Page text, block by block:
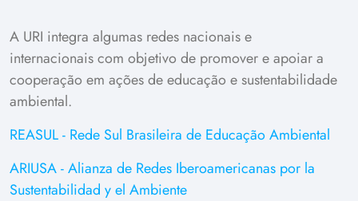
A URI integra algumas redes nacionais e
internacionais com objetivo de promover e apoiar a
cooperação em ações de educação e sustentabilidade
ambiental.
REASUL - Rede Sul Brasileira de Educação Ambiental
ARIUSA - Alianza de Redes Iberoamericanas por la
Sustentabilidad y el Ambiente